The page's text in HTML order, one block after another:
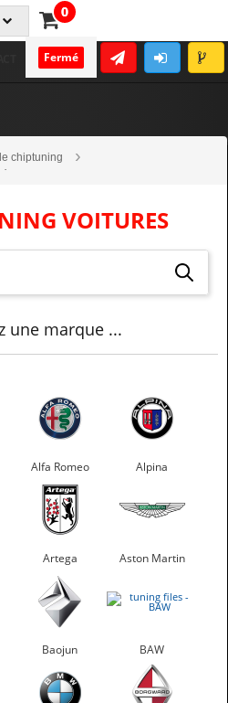
0
Fermé
chiptuning
VOITURES
une marque ...
Alfa Romeo Alpina
Artega Aston Martin
Baojun BAW